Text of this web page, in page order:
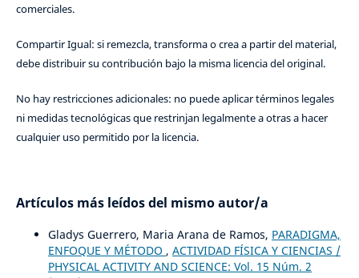
comerciales.
Compartir Igual: si remezcla, transforma o crea a partir del material,
debe distribuir su contribución bajo la misma licencia del original.
No hay restricciones adicionales: no puede aplicar términos legales
ni medidas tecnológicas que restrinjan legalmente a otras a hacer
cualquier uso permitido por la licencia.
Artículos más leídos del mismo autor/a
Gladys Guerrero, Maria Arana de Ramos, PARADIGMA,
ENFOQUE Y MÉTODO , ACTIVIDAD FÍSICA Y CIENCIAS /
PHYSICAL ACTIVITY AND SCIENCE: Vol. 15 Núm. 2